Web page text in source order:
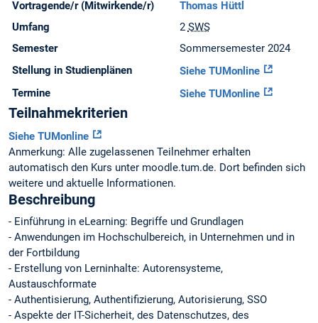
Vortragende/r (Mitwirkende/r)
Thomas Hüttl
Umfang
2 SWS
Semester
Sommersemester 2024
Stellung in Studienplänen
Siehe TUMonline
Termine
Siehe TUMonline
Teilnahmekriterien
Siehe TUMonline
Anmerkung: Alle zugelassenen Teilnehmer erhalten
automatisch den Kurs unter moodle.tum.de. Dort befinden sich
weitere und aktuelle Informationen.
Beschreibung
- Einführung in eLearning: Begriffe und Grundlagen
- Anwendungen im Hochschulbereich, in Unternehmen und in
der Fortbildung
- Erstellung von Lerninhalte: Autorensysteme,
Austauschformate
- Authentisierung, Authentifizierung, Autorisierung, SSO
- Aspekte der IT-Sicherheit, des Datenschutzes, des